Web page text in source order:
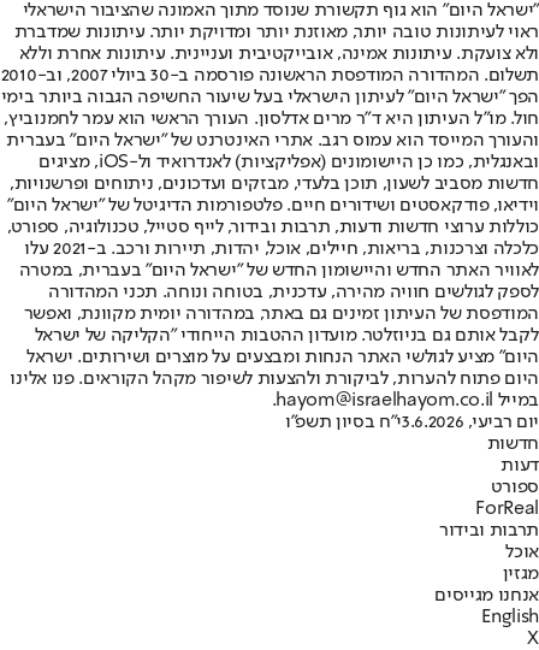
"ישראל היום" הוא גוף תקשורת שנוסד מתוך האמונה שהציבור הישראלי
ראוי לעיתונות טובה יותר, מאוזנת יותר ומדויקת יותר. עיתונות שמדברת
ולא צועקת. עיתונות אמינה, אובייקטיבית ועניינית. עיתונות אחרת וללא
תשלום. המהדורה המודפסת הראשונה פורסמה ב-30 ביולי 2007, וב-2010
הפך "ישראל היום" לעיתון הישראלי בעל שיעור החשיפה הגבוה ביותר בימי
חול. מו"ל העיתון היא ד"ר מרים אדלסון. העורך הראשי הוא עמר לחמנוביץ,
והעורך המייסד הוא עמוס רגב. אתרי האינטרנט של "ישראל היום" בעברית
ובאנגלית, כמו כן היישומונים (אפליקציות) לאנדרואיד ול-iOS, מציגים
חדשות מסביב לשעון, תוכן בלעדי, מבזקים ועדכונים, ניתוחים ופרשנויות,
וידיאו, פודקאסטים ושידורים חיים. פלטפורמות הדיגיטל של "ישראל היום"
כוללות ערוצי חדשות ודעות, תרבות ובידור, לייף סטייל, טכנולוגיה, ספורט,
כלכלה וצרכנות, בריאות, חיילים, אוכל, יהדות, תיירות ורכב. ב-2021 עלו
לאוויר האתר החדש והיישומון החדש של "ישראל היום" בעברית, במטרה
לספק לגולשים חוויה מהירה, עדכנית, בטוחה ונוחה. תכני המהדורה
המודפסת של העיתון זמינים גם באתר, במהדורה יומית מקוונת, ואפשר
לקבל אותם גם בניוזלטר. מועדון ההטבות הייחודי "הקליקה של ישראל
היום" מציע לגולשי האתר הנחות ומבצעים על מוצרים ושירותים. ישראל
היום פתוח להערות, לביקורת ולהצעות לשיפור מקהל הקוראים. פנו אלינו
במייל hayom@israelhayom.co.il.
יום רביעי, 3.6.2026
י"ח בסיון תשפ"ו
חדשות
דעות
ספורט
ForReal
תרבות ובידור
אוכל
מגזין
אנחנו מגייסים
English
X